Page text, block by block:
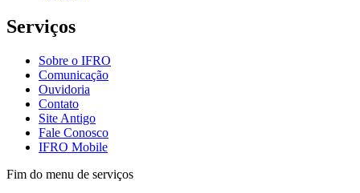
Serviços
Sobre o IFRO
Comunicação
Ouvidoria
Contato
Site Antigo
Fale Conosco
IFRO Mobile
Fim do menu de serviços